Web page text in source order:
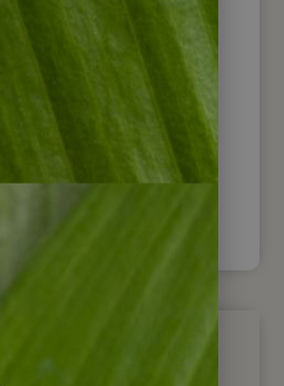
lokale Reiseleiter
soweit nicht im
gekennzeichnet
Tourablauf angegeben
enthalten